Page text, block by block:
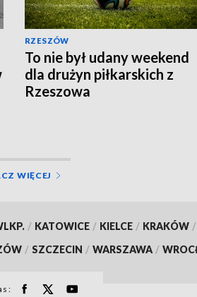
RZESZÓW
To nie był udany weekend
dla drużyn piłkarskich z
Rzeszowa
WIĘCEJ
/ KATOWICE / KIELCE / KRAKÓW /
/ SZCZECIN / WARSZAWA /